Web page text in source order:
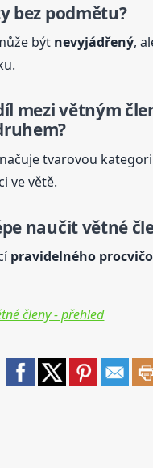
bez podmětu?
být nevyjádřený,
mezi větným
tvarovou
ve větě.
naučitvětné
pravidelného
členy - přehled